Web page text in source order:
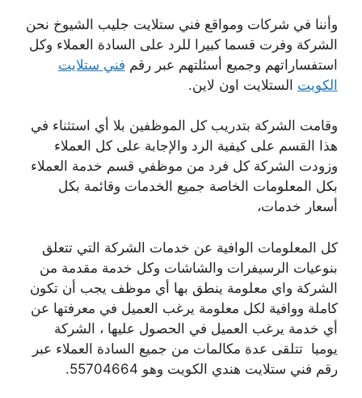
وأننا في شركات ومواقع فني ستلايت جليب الشيوخ نحن
الشركة وفرت قسما كبيرا للرد على السادة العملاء وكل
استفساراتهم وجميع أسئلتهم عبر رقم فني ستلايت
الكويت الستلايت اون لاين.
وقامت الشركة بتدريب كل الموظفين بلا أي استثناء في
هذا القسم على كيفية الرد والإجابة على كل العملاء
وزودت الشركة كل فرد من موظفي قسم خدمة العملاء
بكل المعلومات الخاصة جميع الخدمات وقائمة بكل
أسعار خدمات،
كل المعلومات الوافية عن خدمات الشركة التي تتعلق
بنوعيات الرسيفرات والشاشات وكل خدمة مقدمة من
الشركة واي معلومة ينطق بها أي موظف يجب أن تكون
كاملة ووافية لكل معلومة يرغب العميل في معرفتها عن
أي خدمة يرغب العميل في الحصول عليها ، الشركة
يوميا تتلقى عدة مكالمات من جميع السادة العملاء عبر
رقم فني ستلايت هندي الكويت وهو 55704664.